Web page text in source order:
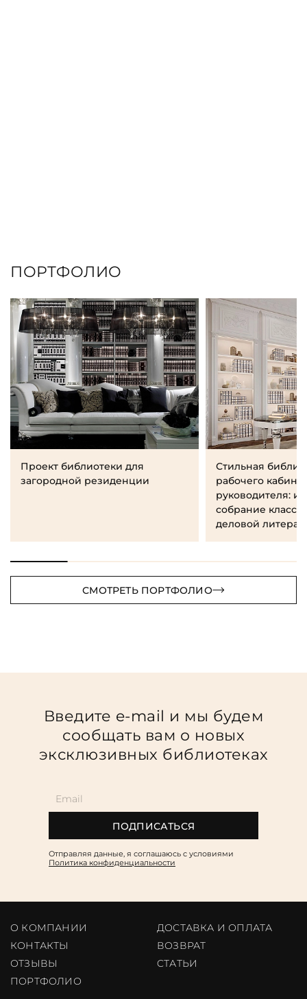
ПОРТФОЛИО
Проект библиотеки для
загородной резиденции
Стильная
рабочего
руководителя:
собрание
деловой
СМОТРЕТЬ ПОРТФОЛИО
Введите e-mail и мы будем
сообщать вам о новых
эксклюзивных библиотеках
ПОДПИСАТЬСЯ
Отправляя данные, я соглашаюсь c условиями
Политика конфиденциальности
О КОМПАНИИ
ДОСТАВКА И ОПЛАТА
КОНТАКТЫ
ВОЗВРАТ
ОТЗЫВЫ
CТАТЬИ
ПОРТФОЛИО